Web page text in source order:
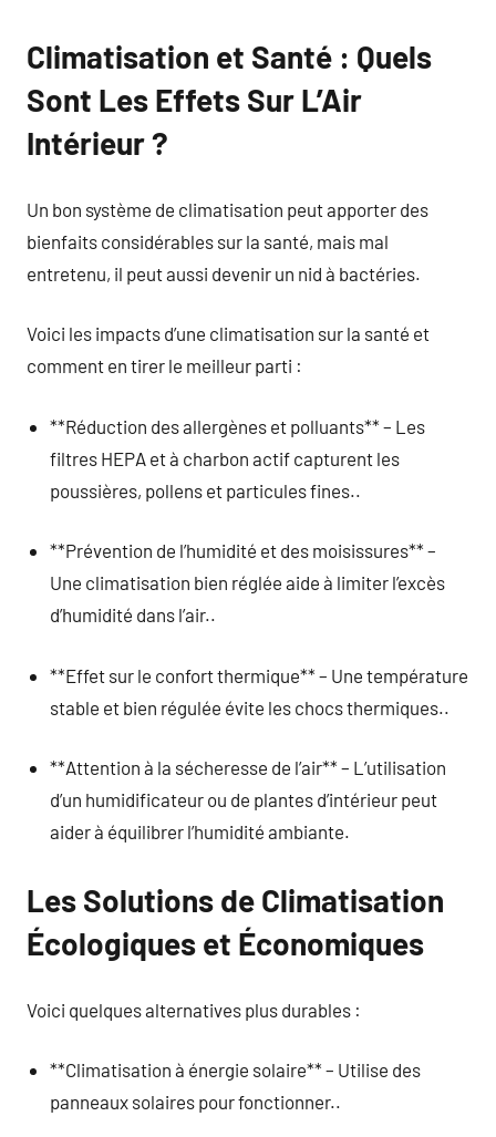
Climatisation et Santé : Quels
Sont Les Effets Sur L’Air
Intérieur ?
Un bon système de climatisation peut apporter des
bienfaits considérables sur la santé, mais mal
entretenu, il peut aussi devenir un nid à bactéries.
Voici les impacts d’une climatisation sur la santé et
comment en tirer le meilleur parti :
**Réduction des allergènes et polluants** – Les
filtres HEPA et à charbon actif capturent les
poussières, pollens et particules fines..
**Prévention de l’humidité et des moisissures** –
Une climatisation bien réglée aide à limiter l’excès
d’humidité dans l’air..
**Effet sur le confort thermique** – Une température
stable et bien régulée évite les chocs thermiques..
**Attention à la sécheresse de l’air** – L’utilisation
d’un humidificateur ou de plantes d’intérieur peut
aider à équilibrer l’humidité ambiante.
Les Solutions de Climatisation
Écologiques et Économiques
Voici quelques alternatives plus durables :
**Climatisation à énergie solaire** – Utilise des
panneaux solaires pour fonctionner..